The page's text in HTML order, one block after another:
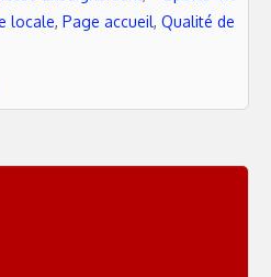
locale, Page accueil, Qualité de